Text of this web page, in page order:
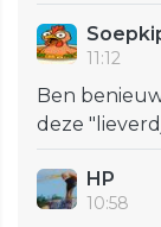
11:12
Ben
deze
HP
10:58